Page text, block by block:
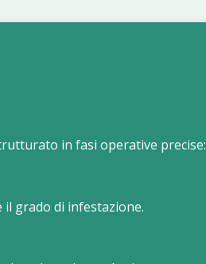
in fasi operative precise:
grado di infestazione.